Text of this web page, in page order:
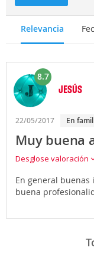
Relevancia
8.7
JESÚS
22/05/2017 En
Muy buena
Desglose valoración
En general
buena